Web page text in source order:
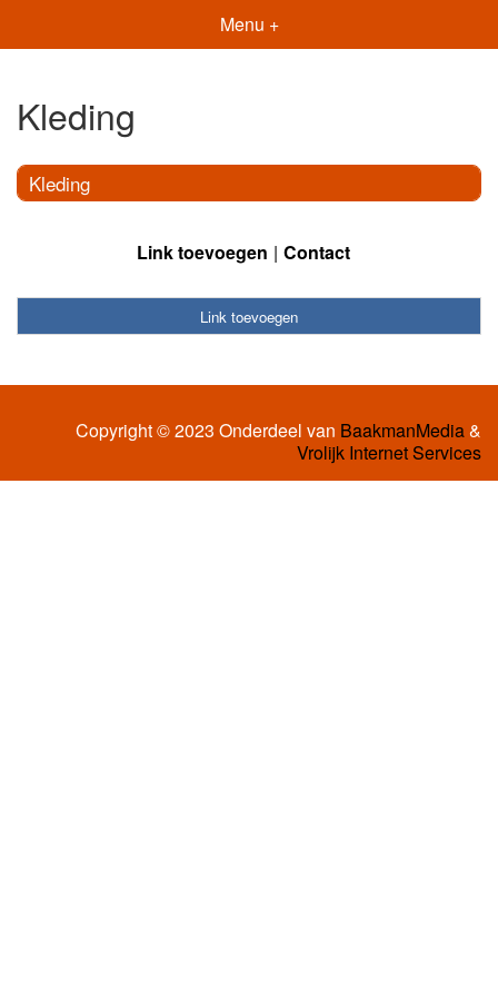
Menu +
Kleding
Kleding
Link toevoegen Contact
Link toevoegen
Copyright © 2023 Onderdeel van BaakmanMedia&
Vrolijk Internet Services